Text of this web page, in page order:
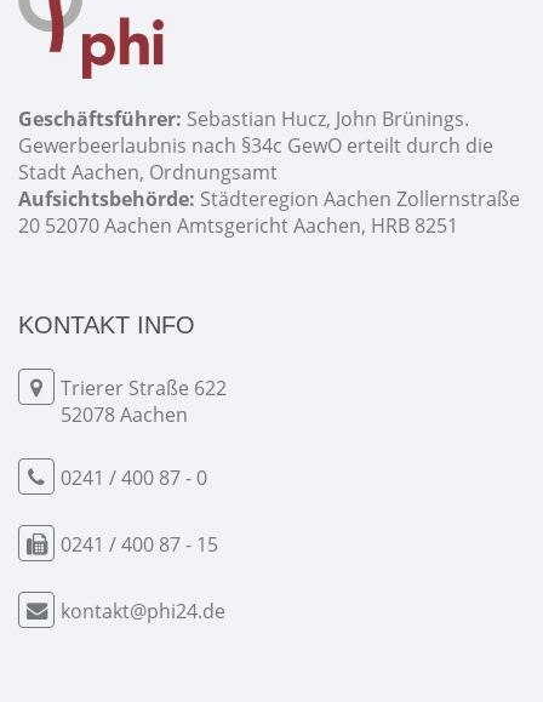
Geschäftsführer: Sebastian Hucz, John Brünings.
Gewerbeerlaubnis nach §34c GewO erteilt durch die
Stadt Aachen, Ordnungsamt
Aufsichtsbehörde: Städteregion Aachen Zollernstraße
20 52070 Aachen Amtsgericht Aachen, HRB 8251
KONTAKT INFO
Trierer Straße 622
52078 Aachen
0241 / 400 87 - 0
0241 / 400 87 - 15
kontakt@phi24.de